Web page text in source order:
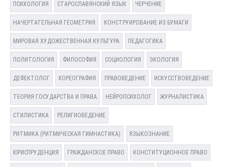
ПСИХОЛОГИЯ СТАРОСЛАВЯНСКИЙ ЯЗЫК ЧЕРЧЕНИЕ
НАЧЕРТАТЕЛЬНАЯ ГЕОМЕТРИЯ КОНСТРУИРОВАНИЕ ИЗ БУМАГИ
МИРОВАЯ ХУДОЖЕСТВЕННАЯ КУЛЬТУРА ПЕДАГОГИКА
ПОЛИТОЛОГИЯ ФИЛОСОФИЯ СОЦИОЛОГИЯ ЭКОЛОГИЯ
ДЕФЕКТОЛОГ ХОРЕОГРАФИЯ ПРАВОВЕДЕНИЕ ИСКУССТВОВЕДЕНИЕ
ТЕОРИЯ ГОСУДАРСТВА И ПРАВА НЕЙРОПСИХОЛОГ ЖУРНАЛИСТИКА
СТИЛИСТИКА РЕЛИГИОВЕДЕНИЕ
РИТМИКА (РИТМИЧЕСКАЯ ГИМНАСТИКА) ЯЗЫКОЗНАНИЕ
ЮРИСПРУДЕНЦИЯ ГРАЖДАНСКОЕ ПРАВО КОНСТИТУЦИОННОЕ ПРАВО